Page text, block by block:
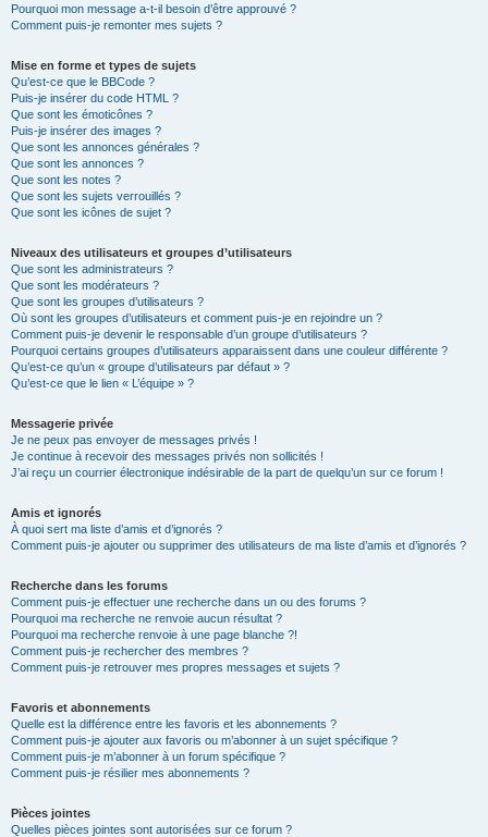
Pourquoi mon message a-t-il besoin d’être approuvé ?
Comment puis-je remonter mes sujets ?
Mise en forme et types de sujets
Qu’est-ce que le BBCode ?
Puis-je insérer du code HTML ?
Que sont les émoticônes ?
Puis-je insérer des images ?
Que sont les annonces générales ?
Que sont les annonces ?
Que sont les notes ?
Que sont les sujets verrouillés ?
Que sont les icônes de sujet ?
Niveaux des utilisateurs et groupes d’utilisateurs
Que sont les administrateurs ?
Que sont les modérateurs ?
Que sont les groupes d’utilisateurs ?
Où sont les groupes d’utilisateurs et comment puis-je en rejoindre un ?
Comment puis-je devenir le responsable d’un groupe d’utilisateurs ?
Pourquoi certains groupes d’utilisateurs apparaissent dans une couleur différente ?
Qu’est-ce qu’un « groupe d’utilisateurs par défaut » ?
Qu’est-ce que le lien « L’équipe » ?
Messagerie privée
Je ne peux pas envoyer de messages privés !
Je continue à recevoir des messages privés non sollicités !
J’ai reçu un courrier électronique indésirable de la part de quelqu’un sur ce forum !
Amis et ignorés
À quoi sert ma liste d’amis et d’ignorés ?
Comment puis-je ajouter ou supprimer des utilisateurs de ma liste d’amis et d’ignorés ?
Recherche dans les forums
Comment puis-je effectuer une recherche dans un ou des forums ?
Pourquoi ma recherche ne renvoie aucun résultat ?
Pourquoi ma recherche renvoie à une page blanche ?!
Comment puis-je rechercher des membres ?
Comment puis-je retrouver mes propres messages et sujets ?
Favoris et abonnements
Quelle est la différence entre les favoris et les abonnements ?
Comment puis-je ajouter aux favoris ou m’abonner à un sujet spécifique ?
Comment puis-je m’abonner à un forum spécifique ?
Comment puis-je résilier mes abonnements ?
Pièces jointes
Quelles pièces jointes sont autorisées sur ce forum ?